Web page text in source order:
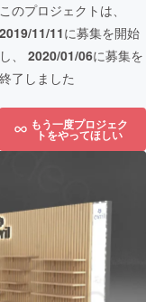
このプロジェクトは、
2019/11/11に募集を開始
し、 2020/01/06に募集を
終了しました
もう一度プロジェク
トをやってほしい